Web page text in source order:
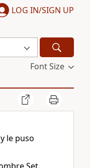
LOG IN/SIGN UP
Font Size
le puso